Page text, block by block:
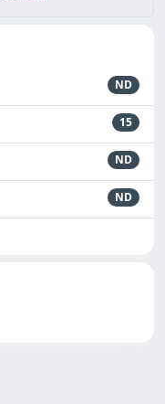
ND
15
ND
ND